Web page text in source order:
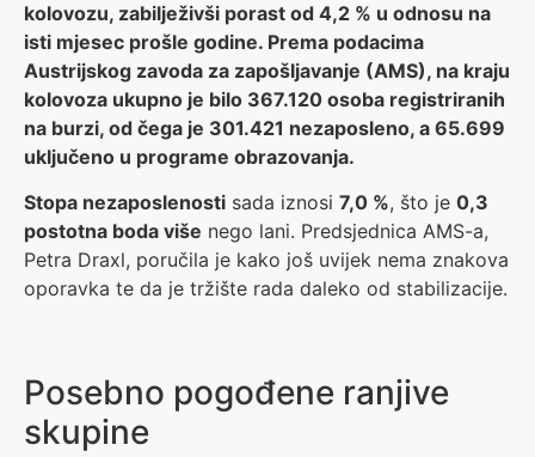
kolovozu, zabilježivši porast od 4,2 % u odnosu na
isti mjesec prošle godine. Prema podacima
Austrijskog zavoda za zapošljavanje (AMS), na kraju
kolovoza ukupno je bilo 367.120 osoba registriranih
na burzi, od čega je 301.421 nezaposleno, a 65.699
uključeno u programe obrazovanja.
Stopa nezaposlenosti sada iznosi 7,0 %, što je 0,3
postotna boda više nego lani. Predsjednica AMS-a,
Petra Draxl, poručila je kako još uvijek nema znakova
oporavka te da je tržište rada daleko od stabilizacije.
Posebno pogođene ranjive
skupine